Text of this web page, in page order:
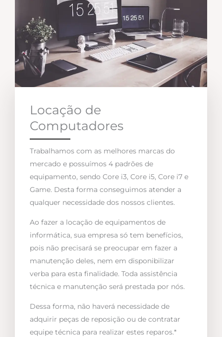
Locação de
Computadores
Trabalhamos com as melhores marcas do
mercado e possuímos 4 padrões de
equipamento, sendo Core i3, Core i5, Core i7 e
Game. Desta forma conseguimos atender a
qualquer necessidade dos nossos clientes.
Ao fazer a locação de equipamentos de
informática, sua empresa só tem benefícios,
pois não precisará se preocupar em fazer a
manutenção deles, nem em disponibilizar
verba para esta finalidade. Toda assistência
técnica e manutenção será prestada por nós.
Dessa forma, não haverá necessidade de
adquirir peças de reposição ou de contratar
equipe técnica para realizar estes reparos.*